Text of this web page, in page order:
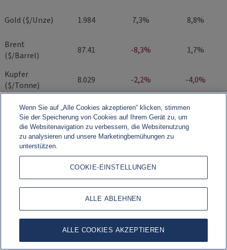
Gold ($/Unze) 1.984 7,3% 8,8%
Brent
($/Barrel)
87.41 -8,3% 1,7%
Kupfer
($/Tonne)
8.029 -2,2% -4,0%
Quelle: Bloomberg, Rothschild & Co.
Wenn Sie auf „Alle Cookies akzeptieren“ klicken, stimmen
Sie der Speicherung von Cookies auf Ihrem Gerät zu, um
die Websitenavigation zu verbessern, die Websitenutzung
zu analysieren und unsere Marketingbemühungen zu
unterstützen.
COOKIE-EINSTELLUNGEN
ALLE ABLEHNEN
ALLE COOKIES AKZEPTIEREN